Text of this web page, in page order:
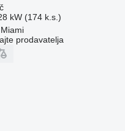
kW (174 k.s.)
prodavatelja